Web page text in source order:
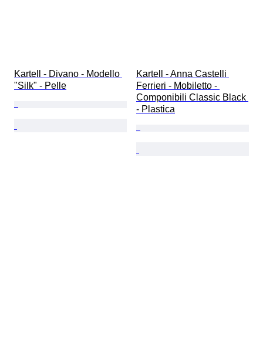
Kartell - Divano - Modello
"Silk" - Pelle
Kartell - Anna Castelli
Ferrieri - Mobiletto -
Componibili Classic Black
- Plastica